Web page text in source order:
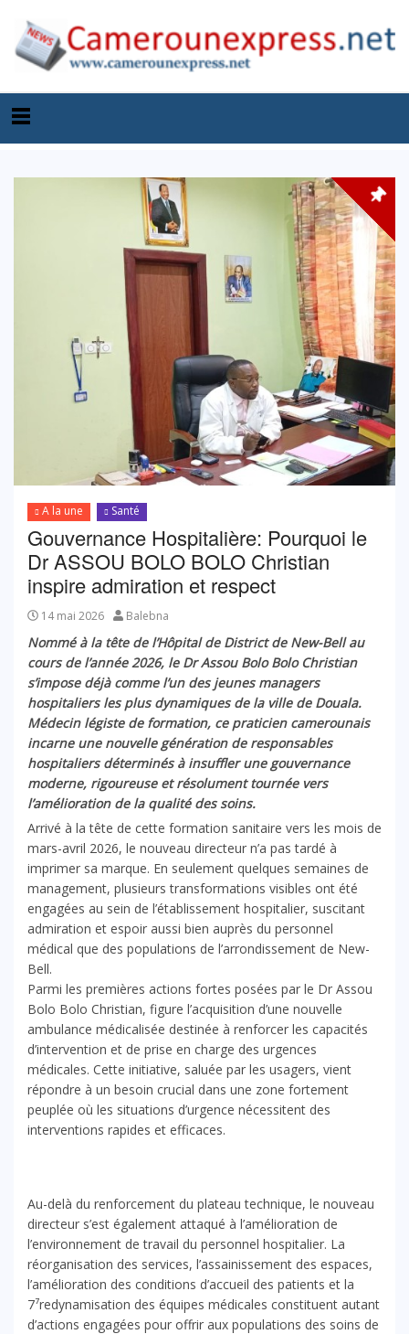
A la une Santé
Gouvernance Hospitalière: Pourquoi le
Dr ASSOU BOLO BOLO Christian
inspire admiration et respect
14 mai 2026 Balebna
Nommé à la tête de l’Hôpital de District de New-Bell au
cours de l’année 2026, le Dr Assou Bolo Bolo Christian
s’impose déjà comme l’un des jeunes managers
hospitaliers les plus dynamiques de la ville de Douala.
Médecin légiste de formation, ce praticien camerounais
incarne une nouvelle génération de responsables
hospitaliers déterminés à insuffler une gouvernance
moderne, rigoureuse et résolument tournée vers
l’amélioration de la qualité des soins.
Arrivé à la tête de cette formation sanitaire vers les mois de
mars-avril 2026, le nouveau directeur n’a pas tardé à
imprimer sa marque. En seulement quelques semaines de
management, plusieurs transformations visibles ont été
engagées au sein de l’établissement hospitalier, suscitant
admiration et espoir aussi bien auprès du personnel
médical que des populations de l’arrondissement de New-
Bell.
Parmi les premières actions fortes posées par le Dr Assou
Bolo Bolo Christian, figure l’acquisition d’une nouvelle
ambulance médicalisée destinée à renforcer les capacités
d’intervention et de prise en charge des urgences
médicales. Cette initiative, saluée par les usagers, vient
répondre à un besoin crucial dans une zone fortement
peuplée où les situations d’urgence nécessitent des
interventions rapides et efficaces.
Au-delà du renforcement du plateau technique, le nouveau
directeur s’est également attaqué à l’amélioration de
l’environnement de travail du personnel hospitalier. La
réorganisation des services, l’assainissement des espaces,
l’amélioration des conditions d’accueil des patients et la
7⁷redynamisation des équipes médicales constituent autant
d’actions engagées pour offrir aux populations des soins de